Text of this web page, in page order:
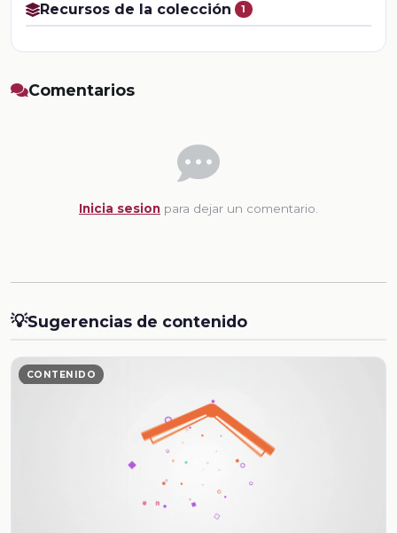
Recursos de la colección 1
Comentarios
Inicia sesion para dejar un comentario.
💡Sugerencias de contenido
CONTENIDO